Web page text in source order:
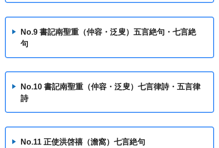
No.9 書記南聖重（仲容・泛叟）五言絶句・七言絶
句
No.10 書記南聖重（仲容・泛叟）七言律詩・五言律
詩
No.11 正使洪啓禧（澹窩）七言絶句